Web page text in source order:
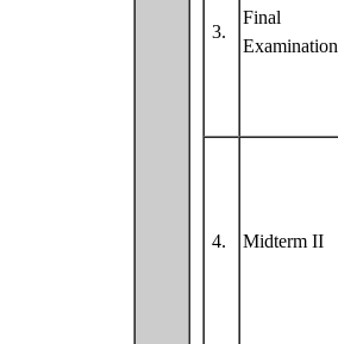
3.
Final
Examination
4. Midterm II